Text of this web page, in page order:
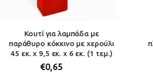
Κουτί για λαμπάδα με
παράθυρο κόκκινο με χερούλι
45 εκ. x 9,5 εκ. x 6 εκ. (1 τεμ.)
€0,65